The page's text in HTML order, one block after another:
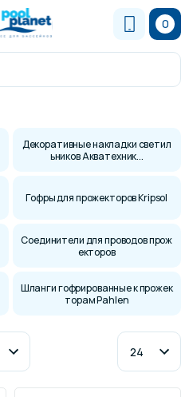
0
Декоративные накладки светил
ьников Акватехник...
Гофры для прожекторов Kripsol
Соединители для проводов прож
екторов
Шланги гофрированные к прожек
торам Pahlen